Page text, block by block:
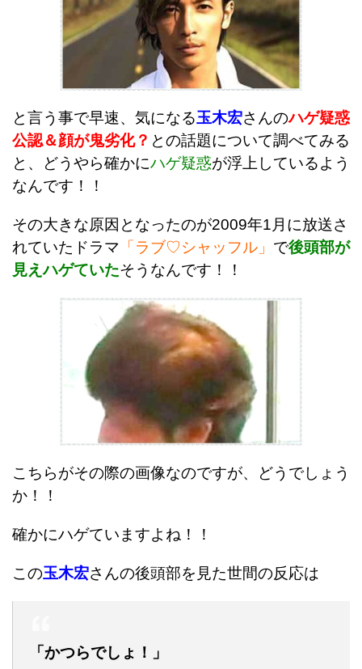
と言う事で早速、気になる玉木宏さんのハゲ疑惑
公認＆顔が鬼劣化？ との話題について調べてみる
と、どうやら確かにハゲ疑惑が浮上しているよう
なんです！！
その大きな原因となったのが2009年1月に放送さ
れていたドラマ 「ラブ♡シャッフル」 で後頭部が
見えハゲていたそうなんです！！
こちらがその際の画像なのですが、どうでしょう
か！！
確かにハゲていますよね！！
この玉木宏さんの後頭部を見た世間の反応は
「かつらでしょ！」